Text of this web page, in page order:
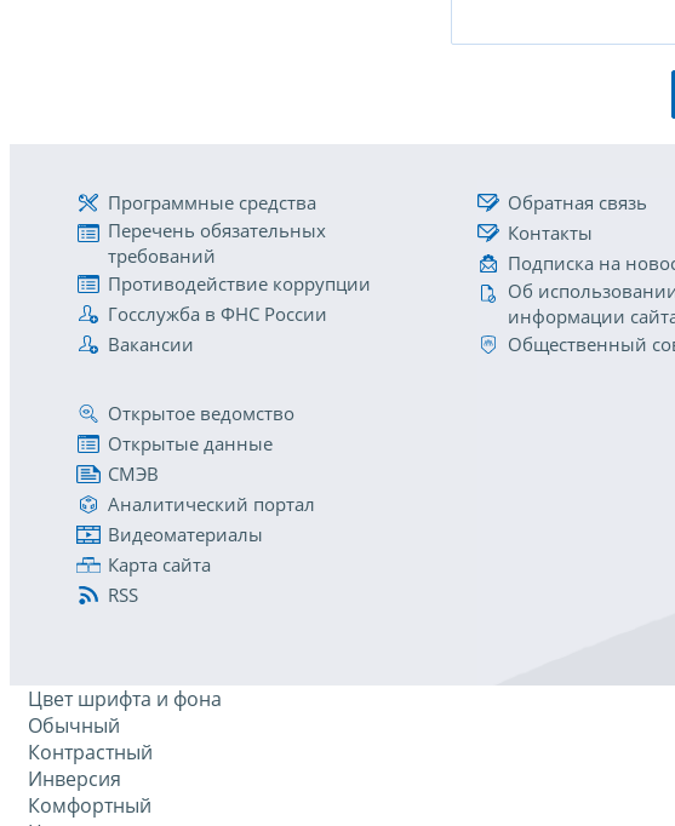
Программные средства
Перечень обязательных
требований
Противодействие коррупции
Госслужба в ФНС России
Вакансии
Обратная связь
Контакты
Подписка на
Об
информации
Общественный
Открытое ведомство
Открытые данные
СМЭВ
Аналитический портал
Видеоматериалы
Карта сайта
RSS
Цвет шрифта и фона
Обычный
Контрастный
Инверсия
Комфортный